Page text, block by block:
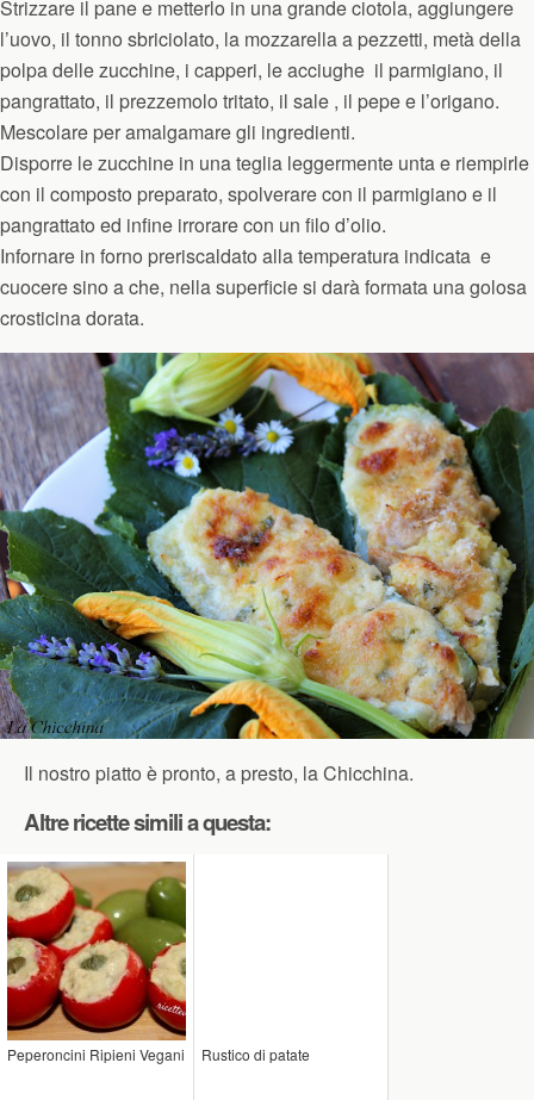
Strizzare il pane e metterlo in una grande ciotola, aggiungere
l’uovo, il tonno sbriciolato, la mozzarella a pezzetti, metà della
polpa delle zucchine, i capperi, le acciughe il parmigiano, il
pangrattato, il prezzemolo tritato, il sale , il pepe e l’origano.
Mescolare per amalgamare gli ingredienti.
Disporre le zucchine in una teglia leggermente unta e riempirle
con il composto preparato, spolverare con il parmigiano e il
pangrattato ed infine irrorare con un filo d’olio.
Infornare in forno preriscaldato alla temperatura indicata e
cuocere sino a che, nella superficie si darà formata una golosa
crosticina dorata.
Il nostro piatto è pronto, a presto, la Chicchina.
Altre ricette simili a questa:
Peperoncini Ripieni Vegani Rustico di patate